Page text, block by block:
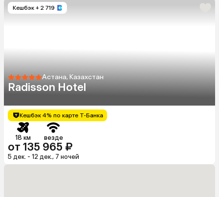
Кешбэк + 2 719
Астана, Казахстан
Radisson Hotel
Кешбэк 4% по карте Т-Банка
18 км везде
от 135 965 ₽
5 дек. - 12 дек., 7 ночей